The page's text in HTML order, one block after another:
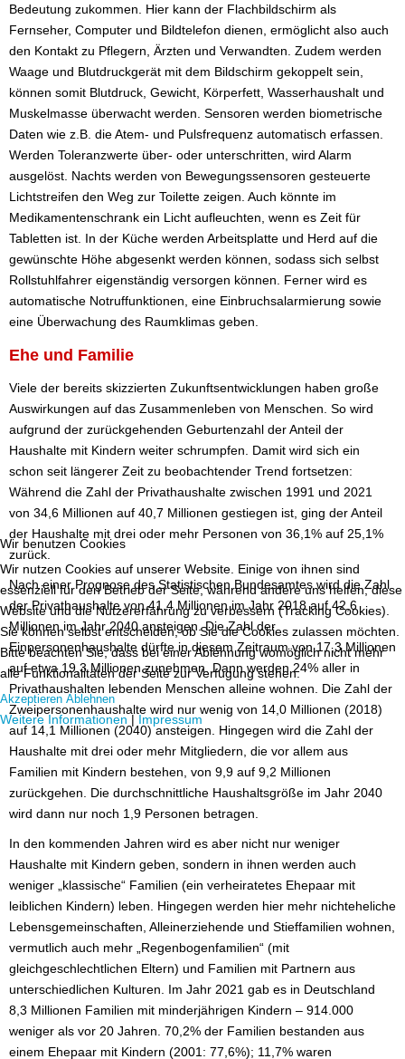
Bedeutung zukommen. Hier kann der Flachbildschirm als
Fernseher, Computer und Bildtelefon dienen, ermöglicht also auch
den Kontakt zu Pflegern, Ärzten und Verwandten. Zudem werden
Waage und Blutdruckgerät mit dem Bildschirm gekoppelt sein,
können somit Blutdruck, Gewicht, Körperfett, Wasserhaushalt und
Muskelmasse überwacht werden. Sensoren werden biometrische
Daten wie z.B. die Atem- und Pulsfrequenz automatisch erfassen.
Werden Toleranzwerte über- oder unterschritten, wird Alarm
ausgelöst. Nachts werden von Bewegungssensoren gesteuerte
Lichtstreifen den Weg zur Toilette zeigen. Auch könnte im
Medikamentenschrank ein Licht aufleuchten, wenn es Zeit für
Tabletten ist. In der Küche werden Arbeitsplatte und Herd auf die
gewünschte Höhe abgesenkt werden können, sodass sich selbst
Rollstuhlfahrer eigenständig versorgen können. Ferner wird es
automatische Notruffunktionen, eine Einbruchsalarmierung sowie
eine Überwachung des Raumklimas geben.
Ehe und Familie
Viele der bereits skizzierten Zukunftsentwicklungen haben große
Auswirkungen auf das Zusammenleben von Menschen. So wird
aufgrund der zurückgehenden Geburtenzahl der Anteil der
Haushalte mit Kindern weiter schrumpfen. Damit wird sich ein
schon seit längerer Zeit zu beobachtender Trend fortsetzen:
Während die Zahl der Privathaushalte zwischen 1991 und 2021
von 34,6 Millionen auf 40,7 Millionen gestiegen ist, ging der Anteil
der Haushalte mit drei oder mehr Personen von 36,1% auf 25,1%
zurück.
Nach einer Prognose des Statistischen Bundesamtes wird die Zahl
der Privathaushalte von 41,4 Millionen im Jahr 2018 auf 42,6
Millionen im Jahr 2040 ansteigen. Die Zahl der
Einpersonenhaushalte dürfte in diesem Zeitraum von 17,3 Millionen
auf etwa 19,3 Millionen zunehmen. Dann werden 24% aller in
Privathaushalten lebenden Menschen alleine wohnen. Die Zahl der
Zweipersonenhaushalte wird nur wenig von 14,0 Millionen (2018)
auf 14,1 Millionen (2040) ansteigen. Hingegen wird die Zahl der
Haushalte mit drei oder mehr Mitgliedern, die vor allem aus
Familien mit Kindern bestehen, von 9,9 auf 9,2 Millionen
zurückgehen. Die durchschnittliche Haushaltsgröße im Jahr 2040
wird dann nur noch 1,9 Personen betragen.
In den kommenden Jahren wird es aber nicht nur weniger
Haushalte mit Kindern geben, sondern in ihnen werden auch
weniger „klassische“ Familien (ein verheiratetes Ehepaar mit
leiblichen Kindern) leben. Hingegen werden hier mehr nichteheliche
Lebensgemeinschaften, Alleinerziehende und Stieffamilien wohnen,
vermutlich auch mehr „Regenbogenfamilien“ (mit
gleichgeschlechtlichen Eltern) und Familien mit Partnern aus
unterschiedlichen Kulturen. Im Jahr 2021 gab es in Deutschland
8,3 Millionen Familien mit minderjährigen Kindern – 914.000
weniger als vor 20 Jahren. 70,2% der Familien bestanden aus
einem Ehepaar mit Kindern (2001: 77,6%); 11,7% waren
Wir benutzen Cookies
Wir nutzen Cookies auf unserer Website. Einige von ihnen sind
essenziell für den Betrieb der Seite, während andere uns helfen, diese
Website und die Nutzererfahrung zu verbessern (Tracking Cookies).
Sie können selbst entscheiden, ob Sie die Cookies zulassen möchten.
Bitte beachten Sie, dass bei einer Ablehnung womöglich nicht mehr
alle Funktionalitäten der Seite zur Verfügung stehen.
Akzeptieren Ablehnen
Weitere Informationen|Impressum